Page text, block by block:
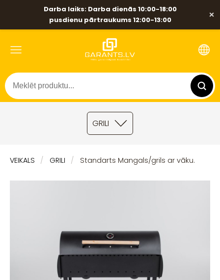
Darba laiks: Darba dienās 10:00-18:00
pusdienu pārtraukums 12:00-13:00
×
GRILI
VEIKALS GRILI Standarts Mangals/grils ar vāku.